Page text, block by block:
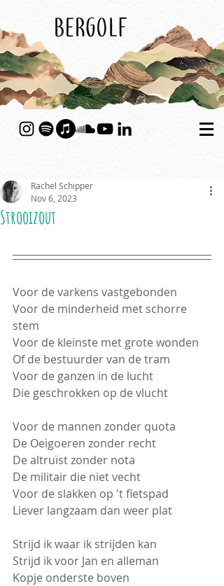
Strooizout
Rachel Schipper
Nov 6, 2023
Voor de varkens vastgebonden
Voor de minderheid met schorre
stem
Voor de kleinste met grote wonden
Of de bestuurder van de tram
Voor de ganzen in de lucht
Die geschrokken op de vlucht
Voor de mannen zonder quota
De Oeigoeren zonder recht
De altruïst zonder nota
De militair die niet vecht
Voor de slakken op 't fietspad
Liever langzaam dan weer plat
Strijd ik waar ik strijden kan
Strijd ik voor Jan en alleman
Kopje onderste boven